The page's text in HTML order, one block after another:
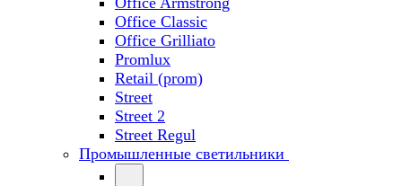
Office Classic
Office Grilliato
Promlux
Retail (prom)
Street
Street 2
Street Regul
Промышленные светильники